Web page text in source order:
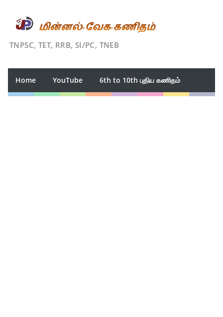
TNPSC, TET, RRB, SI/PC, TNEB
Home YouTube 6th to 10th புதிய கணிதம்